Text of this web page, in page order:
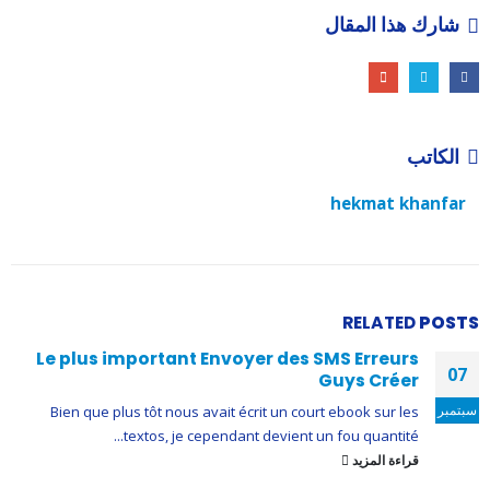
شارك هذا المقال
الكاتب
hekmat khanfar
RELATEDPOSTS
07
سبتمبر
Le plus important Envoyer des SMS Erreurs
Guys Créer
Bien que plus tôt nous avait écrit un court ebook sur les
textos, je cependant devient un fou quantité...
قراءة المزيد